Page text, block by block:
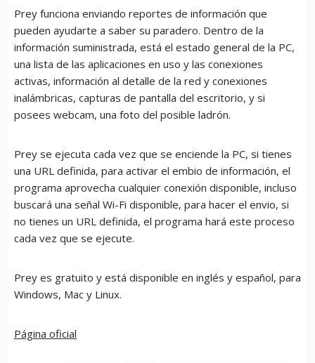
Prey funciona enviando reportes de información que
pueden ayudarte a saber su paradero. Dentro de la
información suministrada, está el estado general de la PC,
una lista de las aplicaciones en uso y las conexiones
activas, información al detalle de la red y conexiones
inalámbricas, capturas de pantalla del escritorio, y si
posees webcam, una foto del posible ladrón.
Prey se ejecuta cada vez que se enciende la PC, si tienes
una URL definida, para activar el embio de información, el
programa aprovecha cualquier conexión disponible, incluso
buscará una señal Wi-Fi disponible, para hacer el envio, si
no tienes un URL definida, el programa hará este proceso
cada vez que se ejecute.
Prey es gratuito y está disponible en inglés y español, para
Windows, Mac y Linux.
Página oficial